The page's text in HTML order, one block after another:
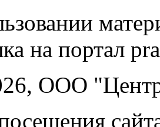
на портал
ООО "Центр